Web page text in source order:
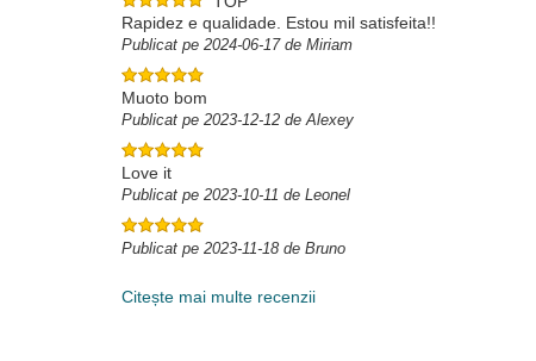
Rapidez e qualidade. Estou mil satisfeita!!
Publicat pe 2024-06-17 de Miriam
Muoto bom
Publicat pe 2023-12-12 de Alexey
Love it
Publicat pe 2023-10-11 de Leonel
Publicat pe 2023-11-18 de Bruno
Citește mai multe recenzii